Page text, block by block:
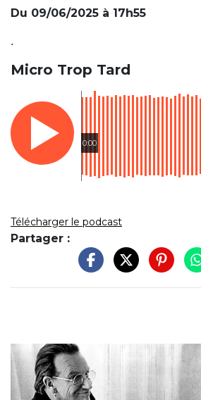
Du 09/06/2025 à 17h55
.
Micro Trop Tard
0:00
Télécharger le podcast
Partager :